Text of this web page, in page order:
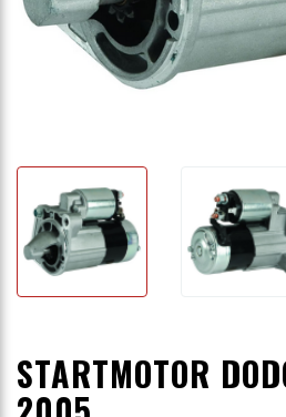
STARTMOTOR